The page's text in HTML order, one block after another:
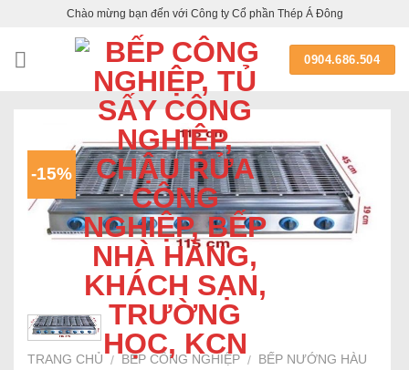
content
Chào mừng bạn đến với Công ty Cổ phần Thép Á Đông
0904.686.504
-15%
TRANG CHỦ / BẾP CÔNG NGHIỆP / BẾP NƯỚNG HÀU